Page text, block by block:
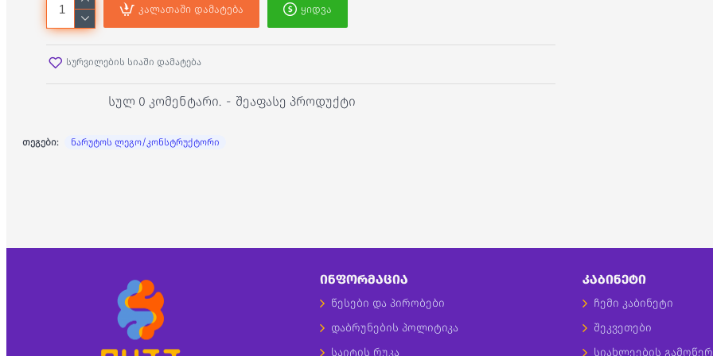
სულ 0 კომენტარი. - შეაფასე პროდუქტი
კალათაში დამატება ყიდვა
სურვილების სიაში დამატება
თეგები: ნარუტოს ლეგო/კონსტრუქტორი
ᲘᲜᲤᲝᲠᲛᲐᲪᲘᲐ
წესები და პირობები
დაბრუნების პოლიტიკა
საიტის რუკა
ᲙᲐᲑᲘᲜᲔᲢᲘ
ჩემი კაბინეტი
შეკვეთები
სიახლეების